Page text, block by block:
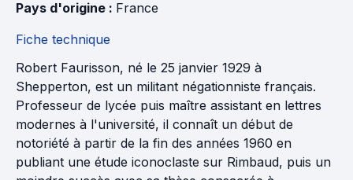
Pays d'origine : France
Fiche technique
Robert Faurisson, né le 25 janvier 1929 à
Shepperton, est un militant négationniste français.
Professeur de lycée puis maître assistant en lettres
modernes à l'université, il connaît un début de
notoriété à partir de la fin des années 1960 en
publiant une étude iconoclaste sur Rimbaud, puis un